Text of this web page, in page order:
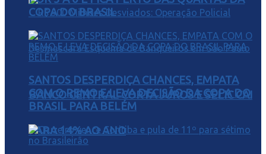
BANCO CENTRAL CORTA JUROS E SELIC CAI
PARA 14% AO ANO
COPA DO BRASIL
SANTOS DESPERDIÇA CHANCES, EMPATA
COM O REMO E LEVA DECISÃO DA COPA DO
BRASIL PARA BELÉM